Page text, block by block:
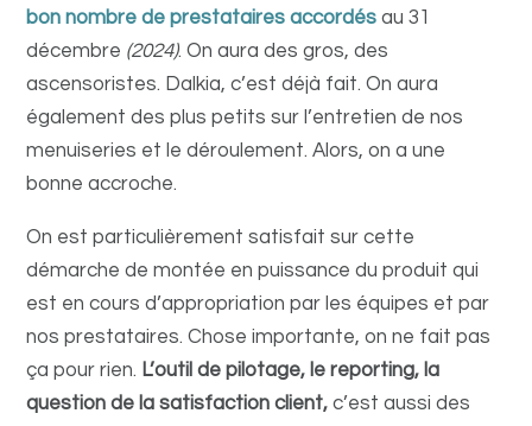
bon nombre de prestataires accordés au 31
décembre (2024). On aura des gros, des
ascensoristes. Dalkia, c’est déjà fait. On aura
également des plus petits sur l’entretien de nos
menuiseries et le déroulement. Alors, on a une
bonne accroche.
On est particulièrement satisfait sur cette
démarche de montée en puissance du produit qui
est en cours d’appropriation par les équipes et par
nos prestataires.Chose importante, on ne fait pas
ça pour rien. L’outil de pilotage, le reporting, la
question de la satisfaction client,c’est aussi des